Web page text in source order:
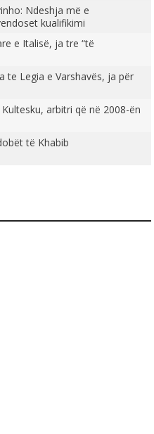
Ndeshja më e
kualifikimi
e Italisë, ja tre “të
te Legia e Varshavës, ja për
arbitri që në 2008-ën
të Khabib